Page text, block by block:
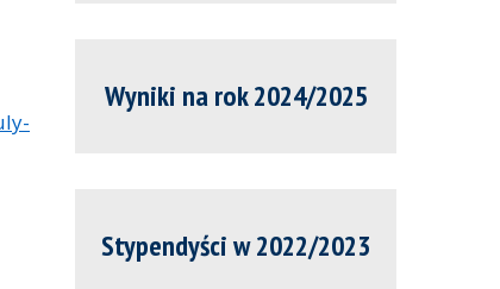
Wyniki na rok 2024/2025
Stypendyści w 2022/2023